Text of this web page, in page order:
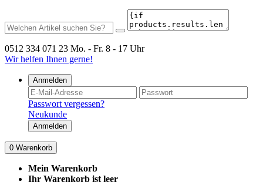
0512 334 071 23 Mo. - Fr. 8 - 17 Uhr
Wir helfen Ihnen gerne!
Anmelden
Passwort vergessen?
Neukunde
Anmelden
0 Warenkorb
Mein Warenkorb
Ihr Warenkorb ist leer